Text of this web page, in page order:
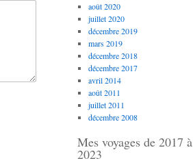
août 2020
juillet 2020
décembre 2019
mars 2019
décembre 2018
décembre 2017
avril 2014
août 2011
juillet 2011
décembre 2008
Mes voyages de 2017 à
2023